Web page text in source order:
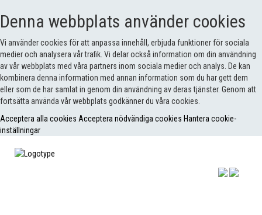
Denna webbplats använder cookies
Vi använder cookies för att anpassa innehåll, erbjuda funktioner för sociala
medier och analysera vår trafik. Vi delar också information om din användning
av vår webbplats med våra partners inom sociala medier och analys. De kan
kombinera denna information med annan information som du har gett dem
eller som de har samlat in genom din användning av deras tjänster. Genom att
fortsätta använda vår webbplats godkänner du våra cookies.
Acceptera alla cookies Acceptera nödvändiga cookies Hantera cookie-
inställningar